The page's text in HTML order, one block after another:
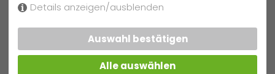
Details anzeigen/ausblenden
Auswahl bestätigen
Alle auswählen